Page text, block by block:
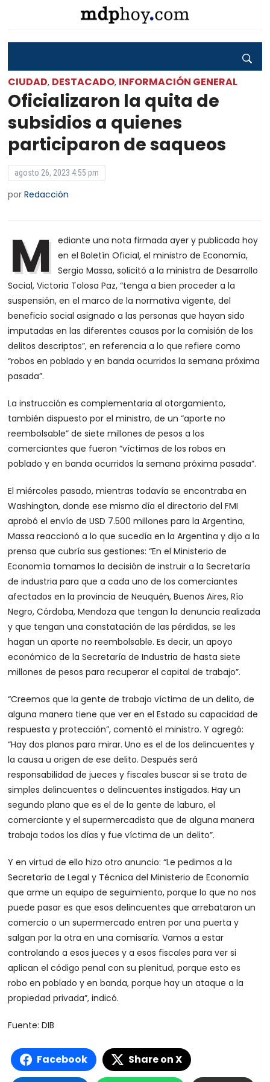
CIUDAD, DESTACADO, INFORMACIÓN GENERAL
Oficializaron la quita de
subsidios a quienes
participaron de saqueos
agosto 26, 2023 4:55 pm
porRedacción
M ediante una nota firmada ayer y publicada hoy
en el Boletín Oficial, el ministro de Economía,
Sergio Massa, solicitó a la ministra de Desarrollo
Social, Victoria Tolosa Paz, “tenga a bien proceder a la
suspensión, en el marco de la normativa vigente, del
beneficio social asignado a las personas que hayan sido
imputadas en las diferentes causas por la comisión de los
delitos descriptos”, en referencia a lo que refiere como
“robos en poblado y en banda ocurridos la semana próxima
pasada”.
La instrucción es complementaria al otorgamiento,
también dispuesto por el ministro, de un “aporte no
reembolsable” de siete millones de pesos a los
comerciantes que fueron “víctimas de los robos en
poblado y en banda ocurridos la semana próxima pasada”.
El miércoles pasado, mientras todavía se encontraba en
Washington, donde ese mismo día el directorio del FMI
aprobó el envío de USD 7.500 millones para la Argentina,
Massa reaccionó a lo que sucedía en la Argentina y dijo a la
prensa que cubría sus gestiones: “En el Ministerio de
Economía tomamos la decisión de instruir a la Secretaría
de industria para que a cada uno de los comerciantes
afectados en la provincia de Neuquén, Buenos Aires, Río
Negro, Córdoba, Mendoza que tengan la denuncia realizada
y que tengan una constatación de las pérdidas, se les
hagan un aporte no reembolsable. Es decir, un apoyo
económico de la Secretaría de Industria de hasta siete
millones de pesos para recuperar el capital de trabajo”.
“Creemos que la gente de trabajo víctima de un delito, de
alguna manera tiene que ver en el Estado su capacidad de
respuesta y protección”, comentó el ministro. Y agregó:
“Hay dos planos para mirar. Uno es el de los delincuentes y
la causa u origen de ese delito. Después será
responsabilidad de jueces y fiscales buscar si se trata de
simples delincuentes o delincuentes instigados. Hay un
segundo plano que es el de la gente de laburo, el
comerciante y el supermercadista que de alguna manera
trabaja todos los días y fue víctima de un delito”.
Y en virtud de ello hizo otro anuncio: “Le pedimos a la
Secretaría de Legal y Técnica del Ministerio de Economía
que arme un equipo de seguimiento, porque lo que no nos
puede pasar es que esos delincuentes que arrebataron un
comercio o un supermercado entren por una puerta y
salgan por la otra en una comisaría. Vamos a estar
controlando a esos jueces y a esos fiscales para ver si
aplican el código penal con su plenitud, porque esto es
robo en poblado y en banda, porque hay un ataque a la
propiedad privada”, indicó.
Fuente: DIB
Facebook Share on X